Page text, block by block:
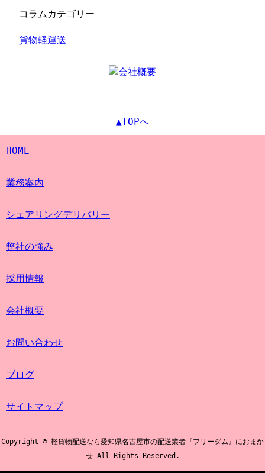
コラムカテゴリー
貨物軽運送
▲TOPへ
HOME
業務案内
シェアリングデリバリー
弊社の強み
採用情報
会社概要
お問い合わせ
ブログ
サイトマップ
Copyright © 軽貨物配送なら愛知県名古屋市の配送業者『フリーダム』におまか
せ All Rights Reserved.